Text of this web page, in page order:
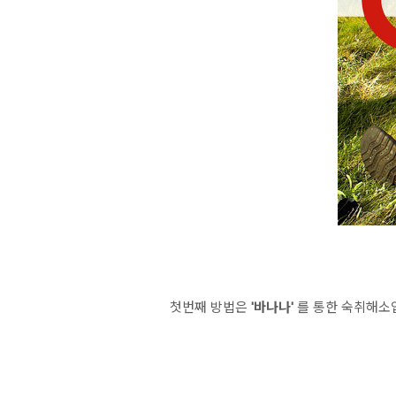
첫번째 방법은 '바나나' 를 통한 숙취해소